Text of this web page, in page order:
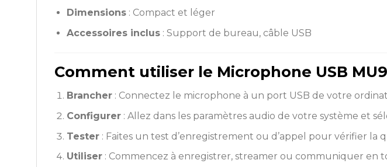
Dimensions: Compact et léger
Accessoires inclus: Support de bureau, câble USB
Comment utiliser le Microphone USB
Brancher: Connectez le microphone à un port USB de votre
Configurer: Allez dans les paramètres audio de votre système et
Tester: Faites un test d’enregistrement ou d’appel pour vérifier la
Utiliser: Commencez à enregistrer, streamer ou communiquer en